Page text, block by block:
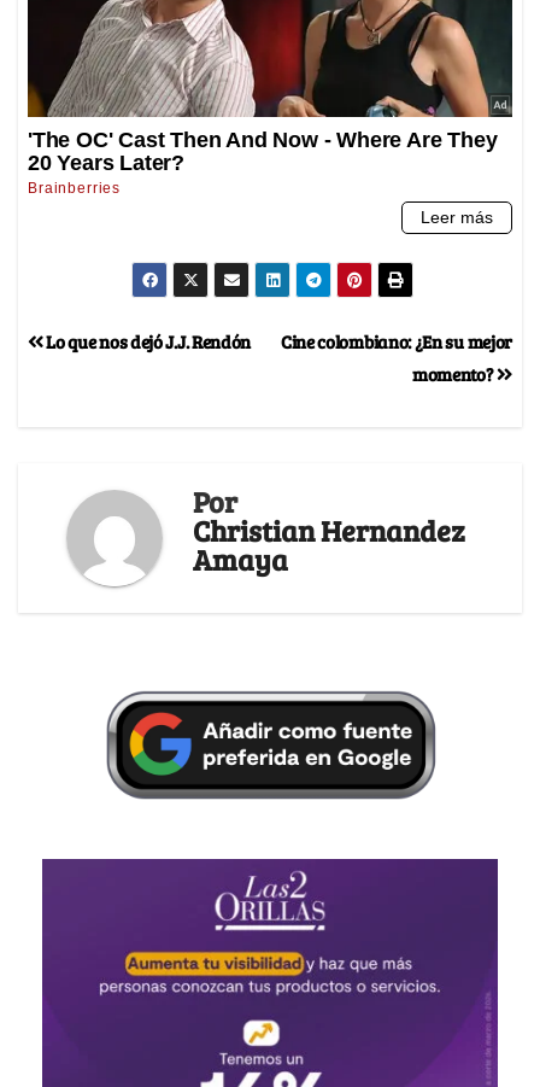
Cine colombiano: ¿En su mejor
momento?
Lo que nos dejó J.J. Rendón
Por
Christian Hernandez
Amaya